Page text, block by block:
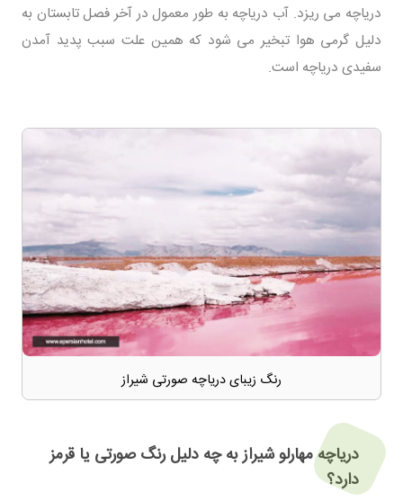
دریاچه می ریزد. آب دریاچه به طور معمول در آخر فصل تابستان به
دلیل گرمی هوا تبخیر می شود که همین علت سبب پدید آمدن
سفیدی دریاچه است.
رنگ زیبای دریاچه صورتی شیراز
دریاچه مهارلو شیراز به چه دلیل رنگ صورتی یا قرمز
دارد؟